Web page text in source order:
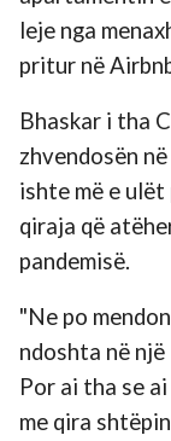
leje nga
pritur në
Bhaskar i tha
zhvendosën
ishte më e ulët
qiraja që
pandemisë.
"Ne po
ndoshta në
Por ai tha se
me qira